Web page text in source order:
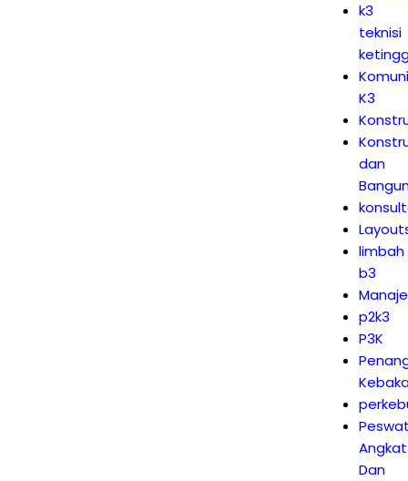
k3
teknisi
K3
dan
limbah
b3
p2k3
P3K
Angkat
Dan